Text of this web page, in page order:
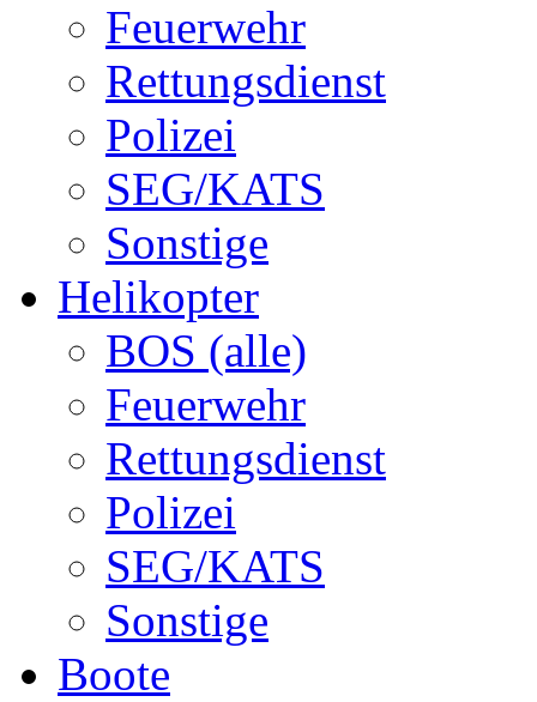
Feuerwehr
Rettungsdienst
Polizei
SEG/KATS
Sonstige
Helikopter
BOS (alle)
Feuerwehr
Rettungsdienst
Polizei
SEG/KATS
Sonstige
Boote